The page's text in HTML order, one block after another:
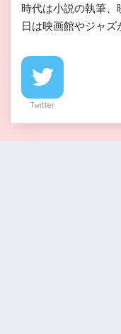
時代は小説の執筆、
日は映画館やジャズ
Twitter